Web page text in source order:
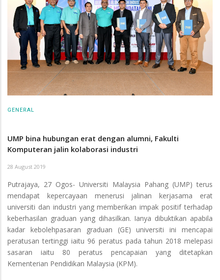
GENERAL
UMP bina hubungan erat dengan alumni, Fakulti
Komputeran jalin kolaborasi industri
28 August 2019
Putrajaya, 27 Ogos- Universiti Malaysia Pahang (UMP) terus
mendapat kepercayaan menerusi jalinan kerjasama erat
universiti dan industri yang memberikan impak positif terhadap
keberhasilan graduan yang dihasilkan. Ianya dibuktikan apabila
kadar kebolehpasaran graduan (GE) universiti ini mencapai
peratusan tertinggi iaitu 96 peratus pada tahun 2018 melepasi
sasaran iaitu 80 peratus pencapaian yang ditetapkan
Kementerian Pendidikan Malaysia (KPM).